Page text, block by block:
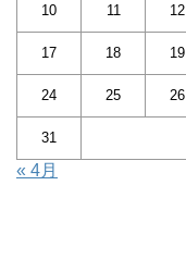
10 11 12
17 18 19
24 25 26
31
« 4月